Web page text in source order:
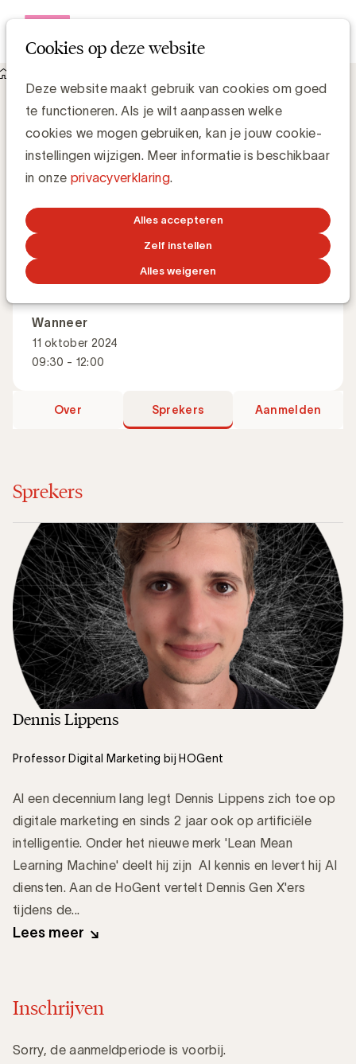
Cookies op deze website
Deze website maakt gebruik van cookies om goed
te functioneren. Als je wilt aanpassen welke
cookies we mogen gebruiken, kan je jouw cookie-
instellingen wijzigen. Meer informatie is beschikbaar
in onze privacyverklaring.
Alles accepteren
Zelf instellen
Alles weigeren
AI for the creation of communication
content
Master Class
Wanneer
11 oktober 2024
09:30 - 12:00
Over Sprekers Aanmelden
Sprekers
Dennis Lippens
Professor Digital Marketing bij HOGent
Al een decennium lang legt Dennis Lippens zich toe op
digitale marketing en sinds 2 jaar ook op artificiële
intelligentie. Onder het nieuwe merk 'Lean Mean
Learning Machine' deelt hij zijn AI kennis en levert hij AI
diensten. Aan de HoGent vertelt Dennis Gen X'ers
tijdens de...
Lees meer
Inschrijven
Sorry, de aanmeldperiode is voorbij.